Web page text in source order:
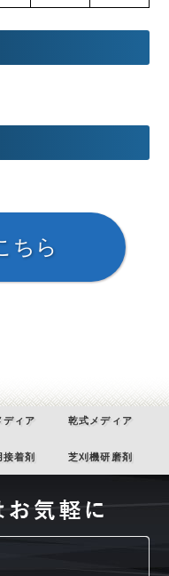
ディア 乾式メディア
接着剤 芝刈機研磨剤